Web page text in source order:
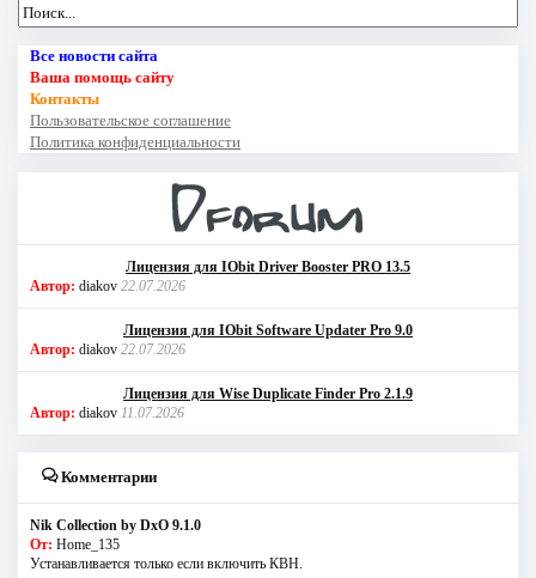
Все новости сайта
Ваша помощь сайту
Контакты
Пользовательское соглашение
Политика конфиденциальности
Лицензия для IObit Driver Booster PRO 13.5
Автор: diakov 22.07.2026
Лицензия для IObit Software Updater Pro 9.0
Автор: diakov 22.07.2026
Лицензия для Wise Duplicate Finder Pro 2.1.9
Автор: diakov 11.07.2026
Комментарии
Nik Collection by DxO 9.1.0
От: Home_135
Устанавливается только если включить КВН.